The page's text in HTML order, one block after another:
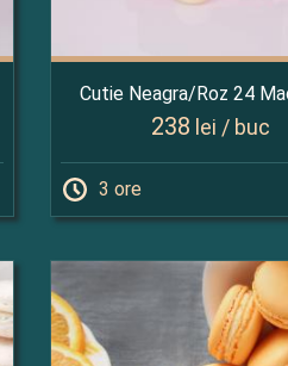
Cutie Neagra/Roz 24
238 lei / buc
3 ore